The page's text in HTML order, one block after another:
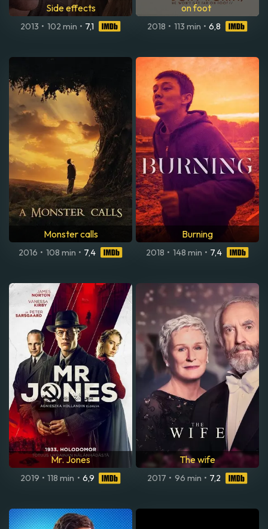
Side effects
2013 • 102 min • 7,1
on foot
2018 • 113 min • 6,8
Monster calls
2016 • 108 min • 7,4
Burning
2018 • 148 min • 7,4
Mr. Jones
2019 • 118 min • 6,9
The wife
2017 • 96 min • 7,2